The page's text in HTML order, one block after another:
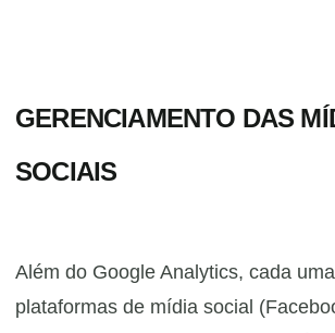
GERENCIAMENTO DAS
SOCIAIS
Além do Google Analytics, cada
plataformas de mídia social